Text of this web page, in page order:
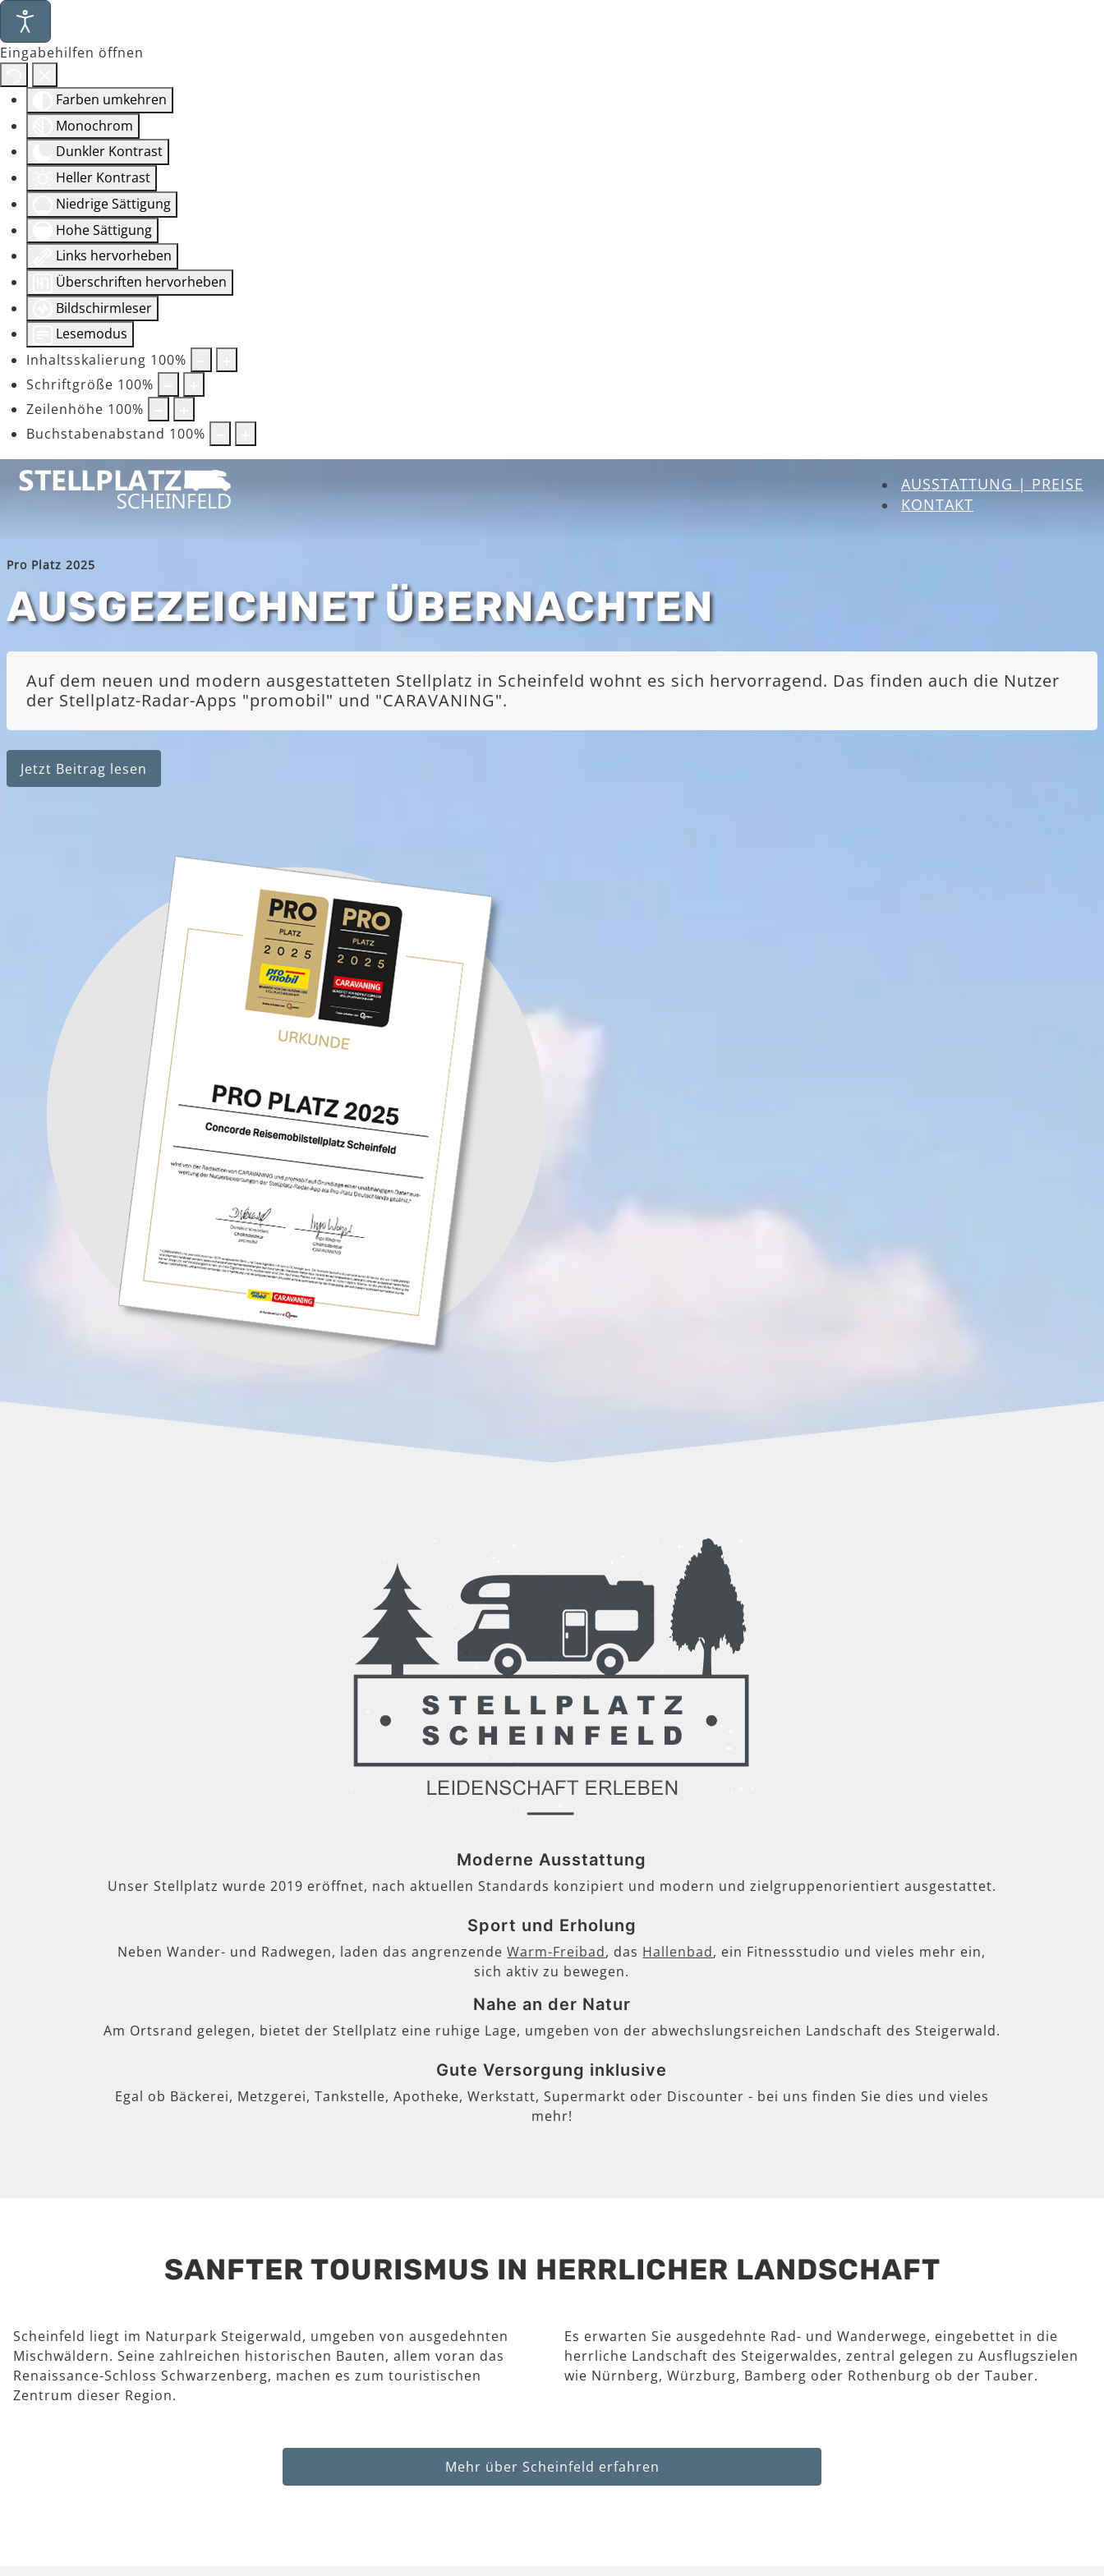
Eingabehilfen öffnen
Farben umkehren
Monochrom
Dunkler Kontrast
Heller Kontrast
Niedrige Sättigung
Hohe Sättigung
Links hervorheben
Überschriften hervorheben
Bildschirmleser
Lesemodus
Inhaltsskalierung 100%
Schriftgröße 100%
Zeilenhöhe 100%
Buchstabenabstand 100%
AUSSTATTUNG | PREISE
KONTAKT
Pro Platz 2025
AUSGEZEICHNET ÜBERNACHTEN
Auf dem neuen und modern ausgestatteten Stellplatz in Scheinfeld wohnt es sich hervorragend. Das finden auch die Nutzer
der Stellplatz-Radar-Apps "promobil" und "CARAVANING".
Jetzt Beitrag lesen
Moderne Ausstattung
Unser Stellplatz wurde 2019 eröffnet, nach aktuellen Standards konzipiert und modern und zielgruppenorientiert ausgestattet.
Sport und Erholung
Neben Wander- und Radwegen, laden das angrenzendeWarm-Freibad, das Hallenbad, ein Fitnessstudio und vieles mehr ein,
sich aktiv zu bewegen.
Nahe an der Natur
Am Ortsrand gelegen, bietet der Stellplatz eine ruhige Lage, umgeben von der abwechslungsreichen Landschaft des Steigerwald.
Gute Versorgung inklusive
Egal ob Bäckerei, Metzgerei, Tankstelle, Apotheke, Werkstatt, Supermarkt oder Discounter - bei uns finden Sie dies und vieles
mehr!
SANFTER TOURISMUS IN HERRLICHER LANDSCHAFT
Scheinfeld liegt im Naturpark Steigerwald, umgeben von ausgedehnten
Mischwäldern. Seine zahlreichen historischen Bauten, allem voran das
Renaissance-Schloss Schwarzenberg, machen es zum touristischen
Zentrum dieser Region.
Es erwarten Sie ausgedehnte Rad- und Wanderwege, eingebettet in die
herrliche Landschaft des Steigerwaldes, zentral gelegen zu Ausflugszielen
wie Nürnberg, Würzburg, Bamberg oder Rothenburg ob der Tauber.
Mehr über Scheinfeld erfahren